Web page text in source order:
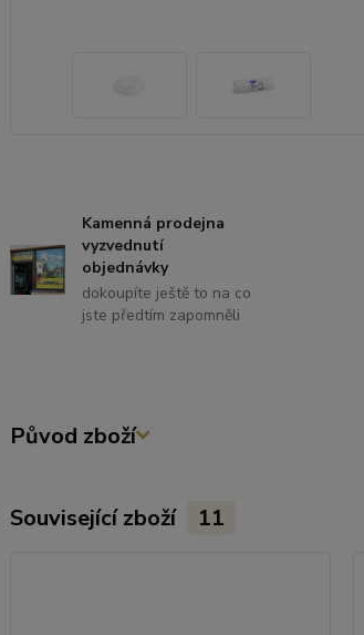
Kamenná prodejna
vyzvednutí
objednávky
dokoupíte ještě to na co
jste předtím zapomněli
Původ zboží
Související zboží 11